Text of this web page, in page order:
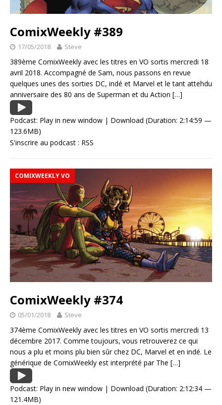
ComixWeekly #389
17/05/2018 Steve
389ème ComixWeekly avec les titres en VO sortis mercredi 18
avril 2018. Accompagné de Sam, nous passons en revue
quelques unes des sorties DC, indé et Marvel et le tant attehdu
anniversaire des 80 ans de Superman et du Action […]
Podcast: Play in new window | Download (Duration: 2:14:59 —
123.6MB)
S'inscrire au podcast : RSS
COMIXWEEKLY VO
ComixWeekly #374
05/01/2018 Steve
374ème ComixWeekly avec les titres en VO sortis mercredi 13
décembre 2017. Comme toujours, vous retrouverez ce qui
nous a plu et moins plu bien sûr chez DC, Marvel et en indé. Le
générique de ComixWeekly est interprété par The […]
Podcast: Play in new window | Download (Duration: 2:12:34 —
121.4MB)